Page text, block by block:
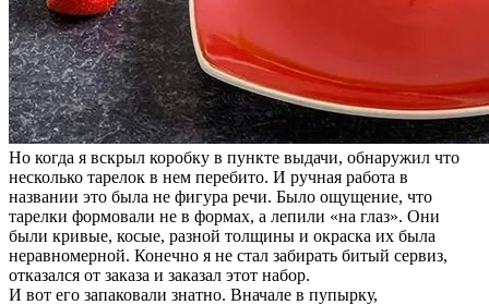
Но когда я вскрыл коробку в пункте выдачи, обнаружил что
несколько тарелок в нем перебито. И ручная работа в
названии это была не фигура речи. Было ощущение, что
тарелки формовали не в формах, а лепили «на глаз». Они
были кривые, косые, разной толщины и окраска их была
неравномерной. Конечно я не стал забирать битый сервиз,
отказался от заказа и заказал этот набор.
И вот его запаковали знатно. Вначале в пупырку,